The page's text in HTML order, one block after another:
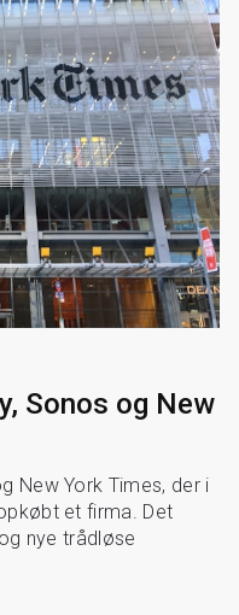
Sonos og New
New York Times, der i
et firma. Det
nye trådløse